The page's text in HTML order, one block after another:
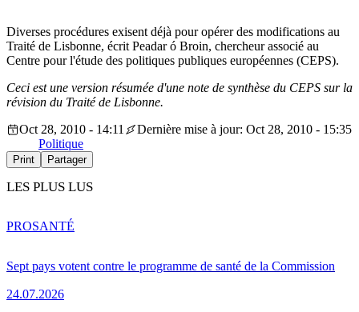
Diverses procédures exisent déjà pour opérer des modifications au
Traité de Lisbonne, écrit Peadar ó Broin, chercheur associé au
Centre pour l'étude des politiques publiques européennes (CEPS).
Ceci est une version résumée d'une note de synthèse du CEPS sur la
révision du Traité de Lisbonne.
Oct 28, 2010 - 14:11
Dernière mise à jour: Oct 28, 2010 - 15:35
Politique
Print Partager
LES PLUS LUS
Sept pays votent contre le programme de santé de la Commission
24.07.2026
PROSANTÉ